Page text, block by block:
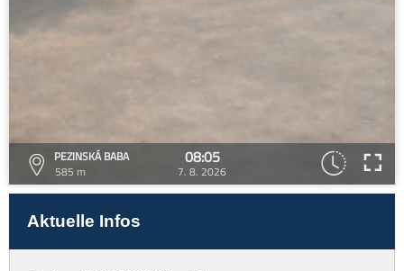
PEZINSKÁ BABA
585 m
08:05
7. 8. 2026
Aktuelle Infos